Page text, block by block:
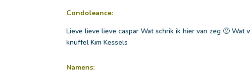
Condoleance:
Lieve lieve lieve caspar Wat schrik ik hier van zeg 🙁
knuffel Kim Kessels
Namens: